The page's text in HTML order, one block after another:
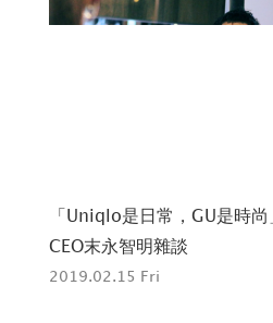
腐能量爆棚｜當紅BL你吸了
2021.03.15 Mon